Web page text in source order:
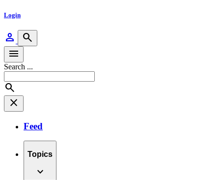
Login
person
search
menu
Search ...
search
close
Feed
Topics
expand_more